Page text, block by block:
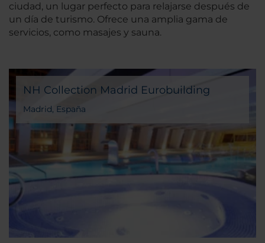
ciudad, un lugar perfecto para relajarse después de
un día de turismo. Ofrece una amplia gama de
servicios, como masajes y sauna.
NH Collection Madrid Eurobuilding
Madrid, España